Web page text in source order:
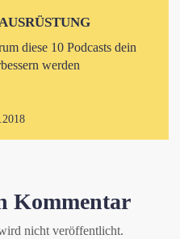
diese 10 Podcasts dein
werden
Kommentar
nicht veröffentlicht.